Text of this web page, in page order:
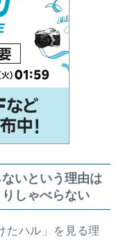
いという理由は
しゃべらない
たハル」を見る理